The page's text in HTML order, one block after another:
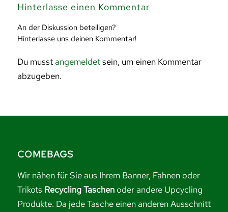
Hinterlasse einen Kommentar
An der Diskussion beteiligen?
Hinterlasse uns deinen Kommentar!
Du musstangemeldetsein, um einen Kommentar
abzugeben.
COMEBAGS
Wir nähen für Sie aus Ihrem Banner, Fahnen oder
Trikots Recycling Taschenoder andere Upcycling
Produkte. Da jede Tasche einen anderen Ausschnitt